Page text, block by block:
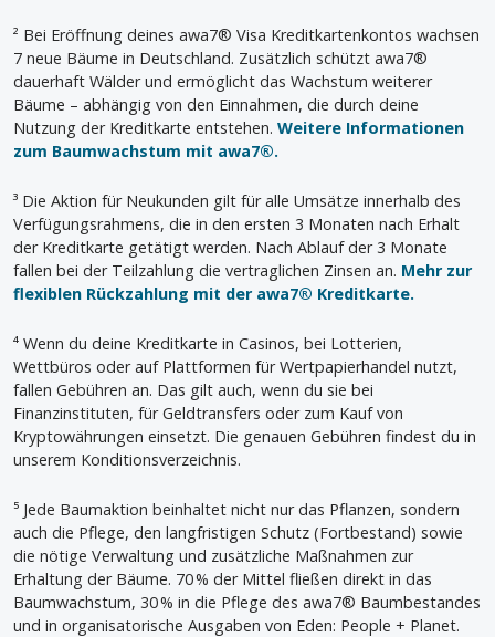
² Bei Eröffnung deines awa7® Visa Kreditkartenkontos wachsen
7 neue Bäume in Deutschland. Zusätzlich schützt awa7®
dauerhaft Wälder und ermöglicht das Wachstum weiterer
Bäume – abhängig von den Einnahmen, die durch deine
Nutzung der Kreditkarte entstehen. Weitere Informationen
zum Baumwachstum mit awa7®.
³ Die Aktion für Neukunden gilt für alle Umsätze innerhalb des
Verfügungsrahmens, die in den ersten 3 Monaten nach Erhalt
der Kreditkarte getätigt werden. Nach Ablauf der 3 Monate
fallen bei der Teilzahlung die vertraglichen Zinsen an. Mehr zur
flexiblen Rückzahlung mit der awa7® Kreditkarte.
⁴ Wenn du deine Kreditkarte in Casinos, bei Lotterien,
Wettbüros oder auf Plattformen für Wertpapierhandel nutzt,
fallen Gebühren an. Das gilt auch, wenn du sie bei
Finanzinstituten, für Geldtransfers oder zum Kauf von
Kryptowährungen einsetzt. Die genauen Gebühren findest du in
unserem Konditionsverzeichnis.
⁵ Jede Baumaktion beinhaltet nicht nur das Pflanzen, sondern
auch die Pflege, den langfristigen Schutz (Fortbestand) sowie
die nötige Verwaltung und zusätzliche Maßnahmen zur
Erhaltung der Bäume. 70 % der Mittel fließen direkt in das
Baumwachstum, 30 % in die Pflege des awa7® Baumbestandes
und in organisatorische Ausgaben von Eden: People + Planet.